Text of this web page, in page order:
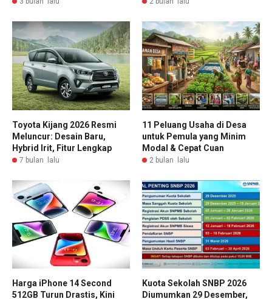
Toyota Kijang 2026 Resmi
Meluncur: Desain Baru,
Hybrid Irit, Fitur Lengkap
7 bulan lalu
11 Peluang Usaha di Desa
untuk Pemula yang Minim
Modal & Cepat Cuan
2 bulan lalu
Harga iPhone 14 Second
512GB Turun Drastis, Kini
Kuota Sekolah SNBP 2026
Diumumkan 29 Desember,